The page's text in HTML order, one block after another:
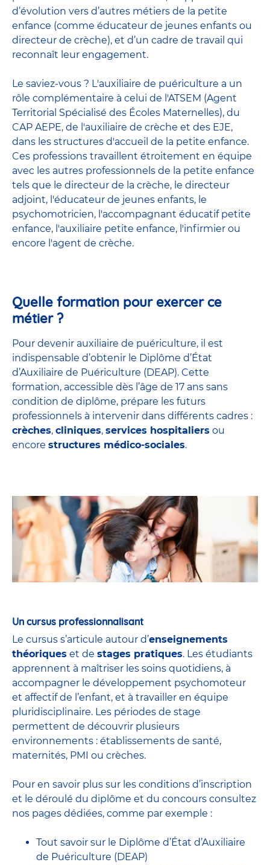
d’évolution vers d’autres métiers de la petite
enfance (comme éducateur de jeunes enfants ou
directeur de crèche), et d’un cadre de travail qui
reconnaît leur engagement.
Le saviez-vous ? L'auxiliaire de puériculture a un
rôle complémentaire à celui de l'ATSEM (Agent
Territorial Spécialisé des Écoles Maternelles), du
CAP AEPE, de l'auxiliaire de crèche et des EJE,
dans les structures d'accueil de la petite enfance.
Ces professions travaillent étroitement en équipe
avec les autres professionnels de la petite enfance
tels que le directeur de la crèche, le directeur
adjoint, l'éducateur de jeunes enfants, le
psychomotricien, l'accompagnant éducatif petite
enfance, l'auxiliaire petite enfance, l'infirmier ou
encore l'agent de crèche.
Quelle formation pour exercer ce
métier ?
Pour devenir auxiliaire de puériculture, il est
indispensable d’obtenir le Diplôme d’État
d’Auxiliaire de Puériculture (DEAP). Cette
formation, accessible dès l’âge de 17 ans sans
condition de diplôme, prépare les futurs
professionnels à intervenir dans différents cadres :
crèches, cliniques, services hospitaliers ou
encore structures médico-sociales.
Un cursus professionnalisant
Le cursus s’articule autour d’enseignements
théoriques et de stages pratiques. Les étudiants
apprennent à maîtriser les soins quotidiens, à
accompagner le développement psychomoteur
et affectif de l’enfant, et à travailler en équipe
pluridisciplinaire. Les périodes de stage
permettent de découvrir plusieurs
environnements : établissements de santé,
maternités, PMI ou crèches.
Pour en savoir plus sur les conditions d’inscription
et le déroulé du diplôme et du concours consultez
nos pages dédiées, comme par exemple :
Tout savoir sur le Diplôme d’État d’Auxiliaire
de Puériculture (DEAP)